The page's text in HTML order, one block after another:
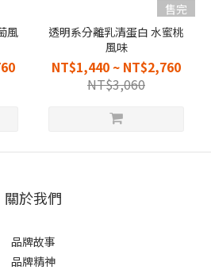
風
售完
透明系分離乳清蛋白 水蜜桃
風味
NT$1,440 ~ NT$2,760
NT$3,060
關於我們
品牌故事
品牌精神